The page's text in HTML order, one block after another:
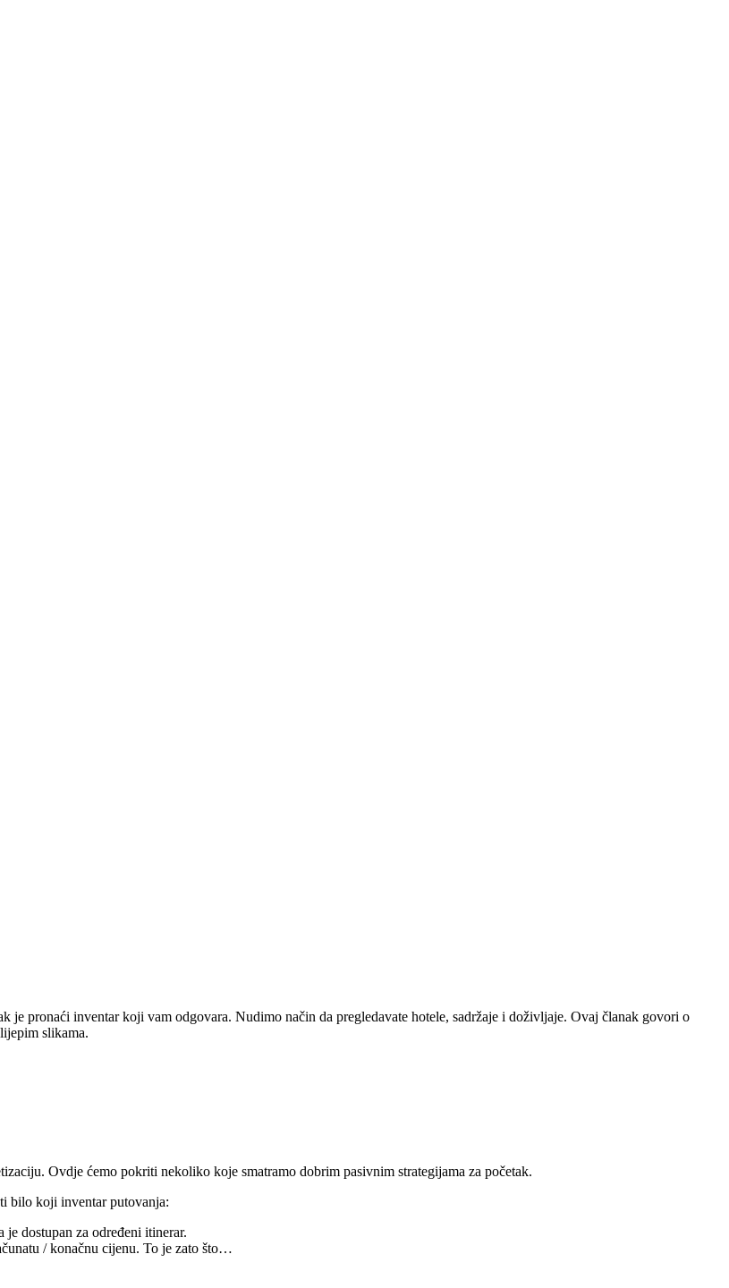
je pronaći inventar koji vam odgovara. Nudimo način da pregledavate hotele, sadržaje i doživljaje. Ovaj članak govori o
slikama.
Ovdje ćemo pokriti nekoliko koje smatramo dobrim pasivnim strategijama za početak.
bilo koji inventar putovanja:
je dostupan za određeni itinerar.
/ konačnu cijenu. To je zato što…